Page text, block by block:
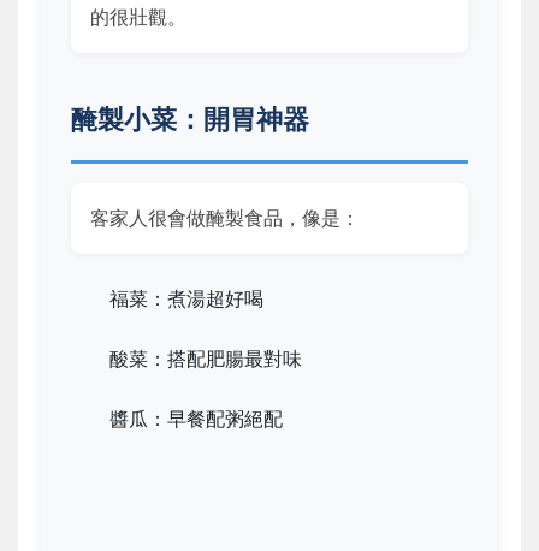
的很壯觀。
醃製小菜：開胃神器
客家人很會做醃製食品，像是：
福菜：煮湯超好喝
酸菜：搭配肥腸最對味
醬瓜：早餐配粥絕配